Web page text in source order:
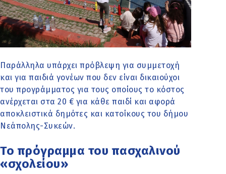
Παράλληλα υπάρχει πρόβλεψη για συμμετοχή
και για παιδιά γονέων που δεν είναι δικαιούχοι
του προγράμματος για τους οποίους το κόστος
ανέρχεται στα 20 € για κάθε παιδί και αφορά
αποκλειστικά δημότες και κατοίκους του δήμου
Νεάπολης-Συκεών.
Το πρόγραμμα του πασχαλινού
«σχολείου»